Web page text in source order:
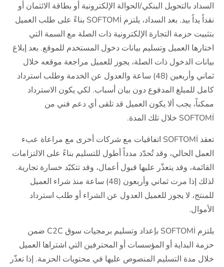
السداد بالتحويل البنكي/الحوالة الإلكترونية أو بطاقة الائتمان أو
نقداً يداً بيد. بعد السداد، يلتزم SOFTOMİ بناءً على طلب العميل
بتثبيت حزمة التجارة الإلكترونية ذات الصلة مع السمة التي
اختارها العميل وتسليم بيانات دخول المستخدم للموقع. بعد إبلاغ
بيانات الدخول ذات الصلة، يجوز للعميل مراجعة موقعه خلال
ثماني وأربعين (48) ساعة والعدول عن الخدمة وطلب استرداد
كامل للمبلغ المدفوع دون بيان أسباب. لكي يكون الاسترداد
ممكناً، يجب ألا يكون العميل قد تلقى أي دعم فني من
SOFTOMİ خلال تلك المدة.
تعقد SOFTOMİ اتفاقيات مع شركات أخرى مع مراعاة عبء
العمل الحالي، وقد تُحدّد مدداً أطول للتسليم بناءً على الالتزامات
القائمة، وقد يتعذّر عليها قبول أعمال، وقد تتكبّد خسارة تجارية.
لذلك إذا مرت ثماني وأربعون (48) ساعة منذ شراء العميل
للمنتج، لا يجوز للعميل العدول عن الشراء أو طلب استرداد
الأموال.
يلتزم SOFTOMİ بإعداد وتسليم برمجيات سوق C2C ضمن
حزمة البداية أو المؤسسات أو المحترفين التي اشتراها العميل
خلال مدة التسليم المنصوص عليها في محتويات الحزمة. إذا تعذّر